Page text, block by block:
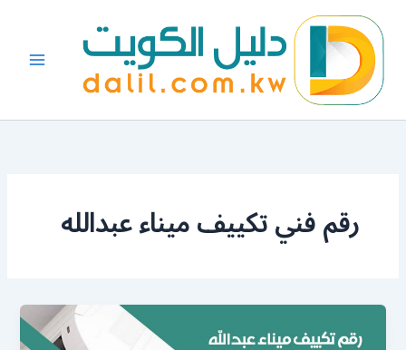
المحتوى
رقم فني تكييف ميناء عبدالله